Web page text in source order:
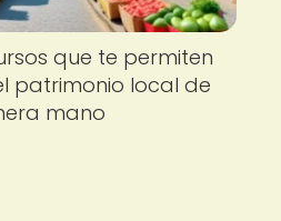
que te permiten
patrimonio local de
mano